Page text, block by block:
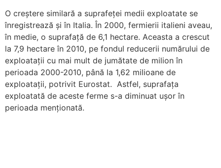
O creștere similară a suprafeței medii exploatate se
înregistrează și în Italia. În 2000, fermierii italieni aveau,
în medie, o suprafață de 6,1 hectare. Aceasta a crescut
la 7,9 hectare în 2010, pe fondul reducerii numărului de
exploatații cu mai mult de jumătate de milion în
perioada 2000-2010, până la 1,62 milioane de
exploatații, potrivit Eurostat. Astfel, suprafața
exploatată de aceste ferme s-a diminuat ușor în
perioada menționată.